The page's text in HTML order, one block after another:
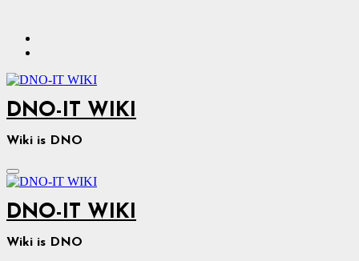
содержимому
DNO-IT WIKI
Wiki is DNO
DNO-IT WIKI
Wiki is DNO